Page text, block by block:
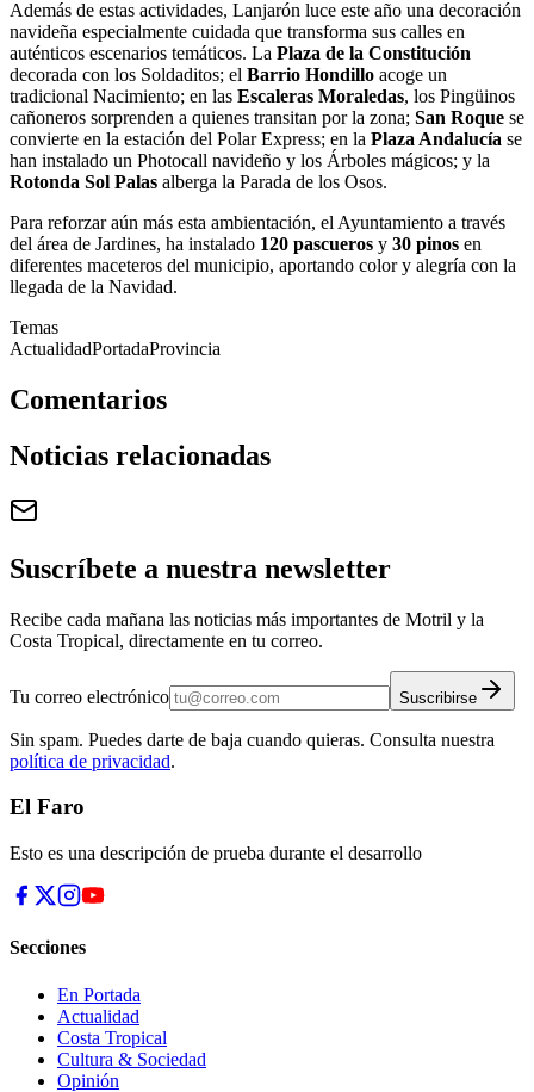
Además de estas actividades, Lanjarón luce este año una decoración
navideña especialmente cuidada que transforma sus calles en
auténticos escenarios temáticos. La Plaza de la Constitución
decorada con los Soldaditos; el Barrio Hondillo acoge un
tradicional Nacimiento; en las Escaleras Moraledas, los Pingüinos
cañoneros sorprenden a quienes transitan por la zona; San Roque se
convierte en la estación del Polar Express; en la Plaza Andalucía se
han instalado un Photocall navideño y los Árboles mágicos; y la
Rotonda Sol Palas alberga la Parada de los Osos.
Para reforzar aún más esta ambientación, el Ayuntamiento a través
del área de Jardines, ha instalado 120 pascueros y 30 pinos en
diferentes maceteros del municipio, aportando color y alegría con la
llegada de la Navidad.
Temas
ActualidadPortadaProvincia
Comentarios
Noticias relacionadas
Suscríbete a nuestra newsletter
Recibe cada mañana las noticias más importantes de Motril y la
Costa Tropical, directamente en tu correo.
Tu correo electrónico Suscribirse
Sin spam. Puedes darte de baja cuando quieras. Consulta nuestra
política de privacidad.
El Faro
Esto es una descripción de prueba durante el desarrollo
Secciones
En Portada
Actualidad
Costa Tropical
Cultura & Sociedad
Opinión